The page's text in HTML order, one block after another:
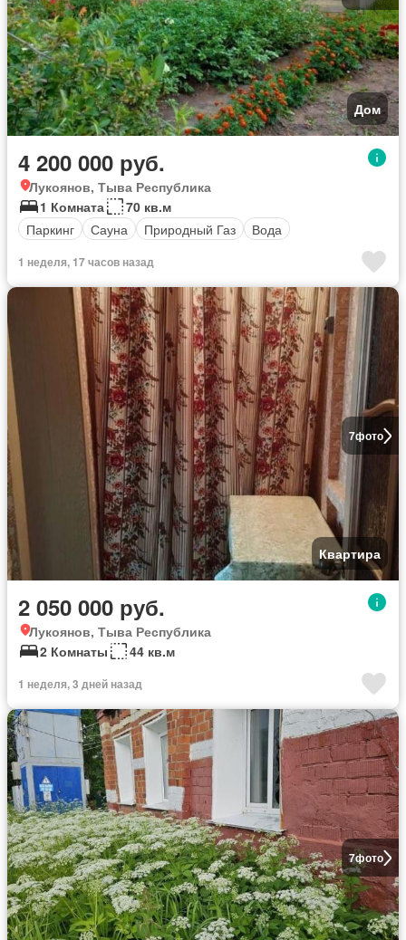
Дом
4 200 000 руб.
Лукоянов, Тыва Республика
1 Комната
70 кв.м
Паркинг
Сауна Природный Газ Вода
1 неделя, 17 часов назад
7фото
Квартира
2 050 000 руб.
Лукоянов, Тыва Республика
2 Комнаты
44 кв.м
1 неделя, 3 дней назад
7фото